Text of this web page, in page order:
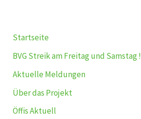
Startseite
BVG Streik am Freitag und Samstag !
Aktuelle Meldungen
Über das Projekt
Öffis Aktuell